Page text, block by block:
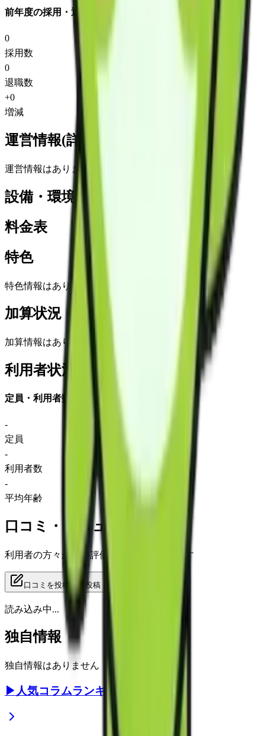
前年度の採用・退職
0
採用数
0
退職数
+0
増減
運営情報(詳細)
運営情報はありません
設備・環境
料金表
特色
特色情報はありません
加算状況
加算情報はありません
利用者状況
定員・利用者数
-
定員
-
利用者数
-
平均年齢
口コミ・レビュー
利用者の方々からの評価をご覧いただけます
口コミを投稿する 投稿
読み込み中...
独自情報
独自情報はありません
▶ 人気コラムランキング